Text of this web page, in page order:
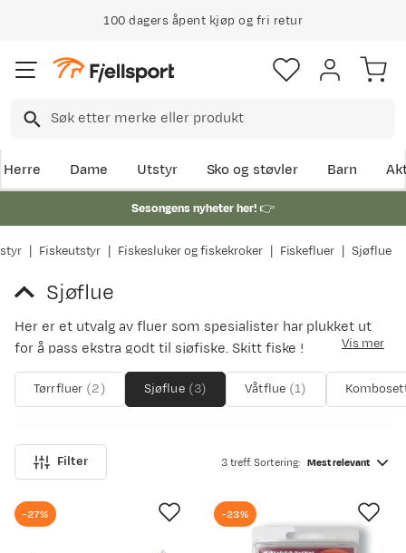
100 dagers åpent kjøp og fri retur
Herre Dame Utstyr Sko og støvler Barn
Sesongens nyheter her!👉
Fiskeutstyr Fiskesluker og fiskekroker Fiskefluer Sjøflue
Sjøflue
Her er et utvalg av fluer som spesialister har plukket ut
for å pass ekstra godt til sjøfiske. Skitt fiske !
Vis mer
Tørrfluer (2) Sjøflue (3) Våtflue (1)
Filter 3 treff. Sortering: Mest relevant
-27% -23%